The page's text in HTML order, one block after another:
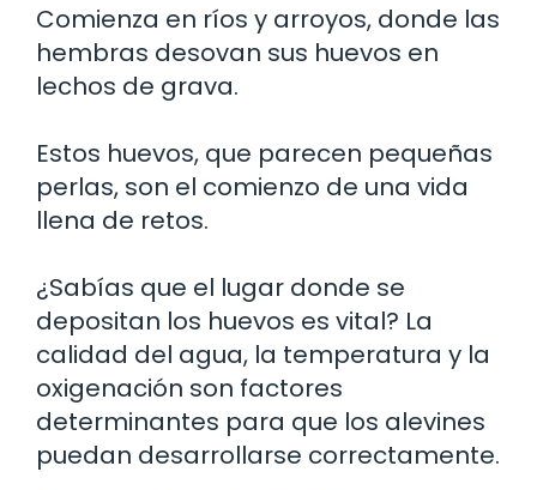
Comienza en ríos y arroyos, donde las
hembras desovan sus huevos en
lechos de grava.
Estos huevos, que parecen pequeñas
perlas, son el comienzo de una vida
llena de retos.
¿Sabías que el lugar donde se
depositan los huevos es vital? La
calidad del agua, la temperatura y la
oxigenación son factores
determinantes para que los alevines
puedan desarrollarse correctamente.